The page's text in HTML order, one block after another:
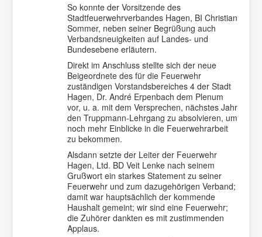
So konnte der Vorsitzende des
Stadtfeuerwehrverbandes Hagen, BI Christian
Sommer, neben seiner Begrüßung auch
Verbandsneuigkeiten auf Landes- und
Bundesebene erläutern.
Direkt im Anschluss stellte sich der neue
Beigeordnete des für die Feuerwehr
zuständigen Vorstandsbereiches 4 der Stadt
Hagen, Dr. André Erpenbach dem Plenum
vor, u. a. mit dem Versprechen, nächstes Jahr
den Truppmann-Lehrgang zu absolvieren, um
noch mehr Einblicke in die Feuerwehrarbeit
zu bekommen.
Alsdann setzte der Leiter der Feuerwehr
Hagen, Ltd. BD Veit Lenke nach seinem
Grußwort ein starkes Statement zu seiner
Feuerwehr und zum dazugehörigen Verband;
damit war hauptsächlich der kommende
Haushalt gemeint; wir sind eine Feuerwehr;
die Zuhörer dankten es mit zustimmenden
Applaus.